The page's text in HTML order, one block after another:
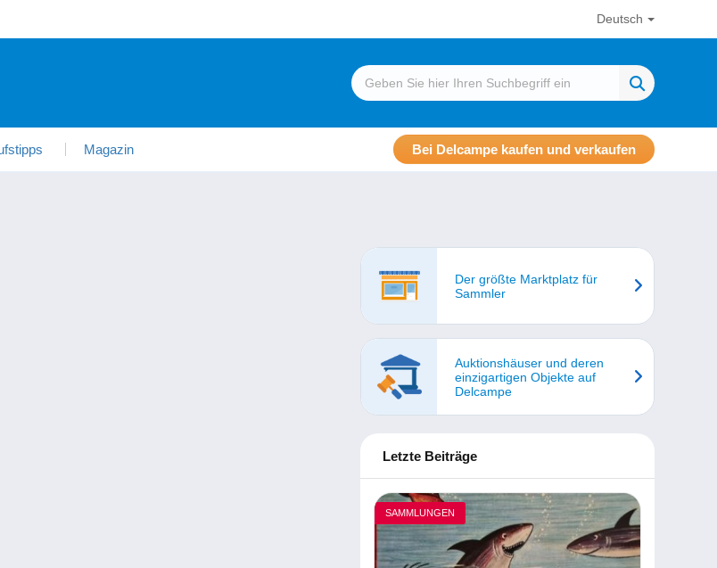
Deutsch
Magazin Bei Delcampe kaufen und verkaufen
Der größte Marktplatz für
Sammler
Auktionshäuser und deren
einzigartigen Objekte auf
Delcampe
Letzte Beiträge
SAMMLUNGEN